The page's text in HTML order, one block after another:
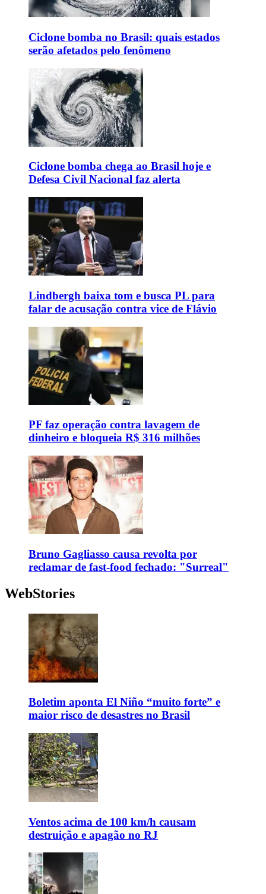
Ciclone bomba no Brasil: quais estados
serão afetados pelo fenômeno
Ciclone bomba chega ao Brasil hoje e
Defesa Civil Nacional faz alerta
Lindbergh baixa tom e busca PL para
falar de acusação contra vice de Flávio
PF faz operação contra lavagem de
dinheiro e bloqueia R$ 316 milhões
Bruno Gagliasso causa revolta por
reclamar de fast-food fechado: "Surreal"
WebStories
Boletim aponta El Niño “muito forte” e
maior risco de desastres no Brasil
Ventos acima de 100 km/h causam
destruição e apagão no RJ